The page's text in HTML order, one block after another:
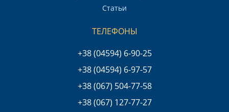
Статьи
ТЕЛЕФОНЫ
+38 (04594) 6-90-25
+38 (04594) 6-97-57
+38 (067) 504-77-58
+38 (067) 127-77-27